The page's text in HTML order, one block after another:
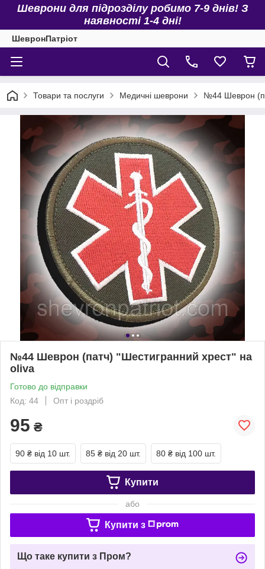
Шеврони для підрозділу робимо 7-9 днів! З
наявності 1-4 дні!
ШевронПатріот
Товари та послуги Медичні шеврони №44 Шеврон
№44 Шеврон (патч) "Шестигранний хрест" на
oliva
Готово до відправки
Код: 44
Опт і роздріб
95 ₴
90 ₴ від 10 шт. 85 ₴ від 20 шт. 80 ₴ від 100 шт.
Купити
або
Купити з
Що таке купити з Пром?